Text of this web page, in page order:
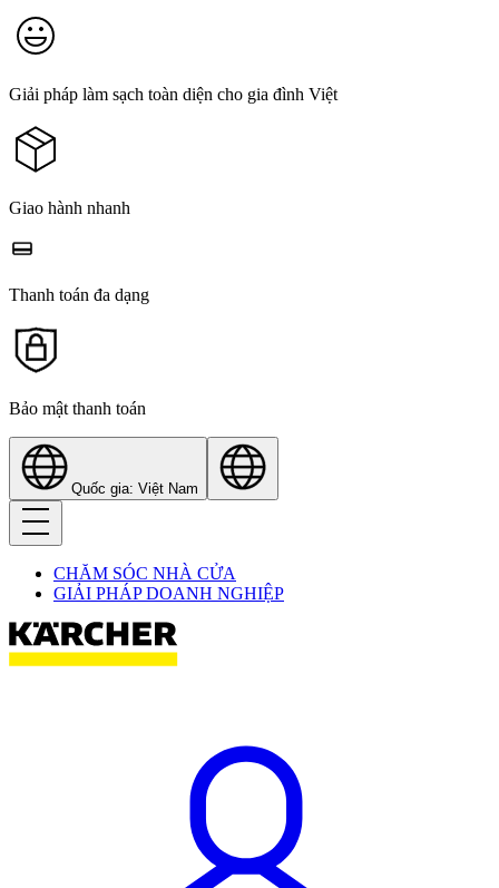
Giải pháp làm sạch toàn diện cho gia đình Việt
Giao hành nhanh
Thanh toán đa dạng
Bảo mật thanh toán
Quốc gia: Việt Nam
CHĂM SÓC NHÀ CỬA
GIẢI PHÁP DOANH NGHIỆP